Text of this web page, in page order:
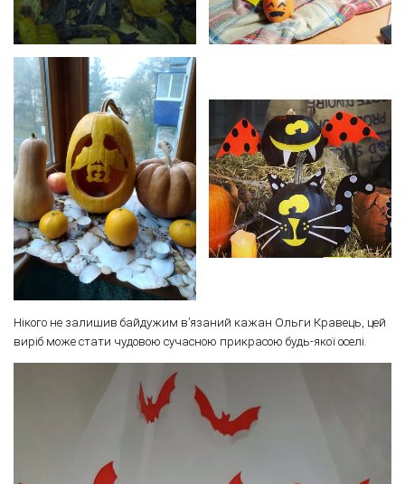
Нікого не залишив байдужим в’язаний кажан Ольги Кравець, цей
виріб може стати чудовою сучасною прикрасою будь-якої оселі.